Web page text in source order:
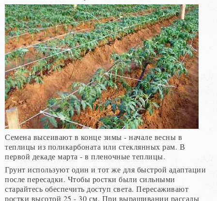
Семена высеивают в конце зимы - начале весны в
теплицы из поликарбоната или стеклянных рам. В
первой декаде марта - в пленочные теплицы.
Грунт используют один и тот же для быстрой адаптации
после пересадки. Чтобы ростки были сильными
старайтесь обеспечить доступ света. Пересаживают
ростки высотой 25 - 30 см. При выращивании рассады